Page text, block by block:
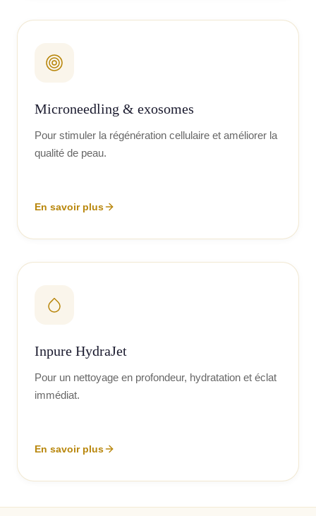
Microneedling & exosomes
Pour stimuler la régénération cellulaire et améliorer la
qualité de peau.
En savoir plus
Inpure HydraJet
Pour un nettoyage en profondeur, hydratation et éclat
immédiat.
En savoir plus